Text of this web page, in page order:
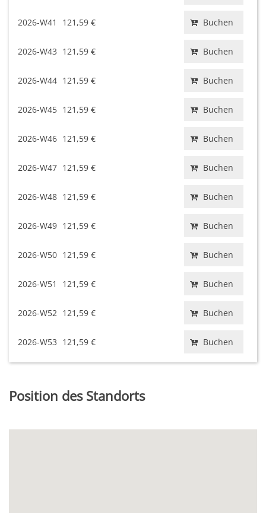
2026-W41 121,59 € Buchen
2026-W43 121,59 € Buchen
2026-W44 121,59 € Buchen
2026-W45 121,59 € Buchen
2026-W46 121,59 € Buchen
2026-W47 121,59 € Buchen
2026-W48 121,59 € Buchen
2026-W49 121,59 € Buchen
2026-W50 121,59 € Buchen
2026-W51 121,59 € Buchen
2026-W52 121,59 € Buchen
2026-W53 121,59 € Buchen
Position des Standorts